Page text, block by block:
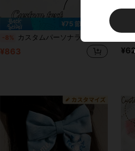
¥75 節約
-8% カスタムパーソナライズ エレガントなリボンヘアクリップヘッドバンド、女性用アリゲーターバレット、日常通勤パーティーヘアアクセサリー
¥863